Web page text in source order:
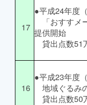
17
●平成24年度
「おすすメ
提供開始
貸出点数51
16
●平成23年度
地域ぐるみ
貸出点数50